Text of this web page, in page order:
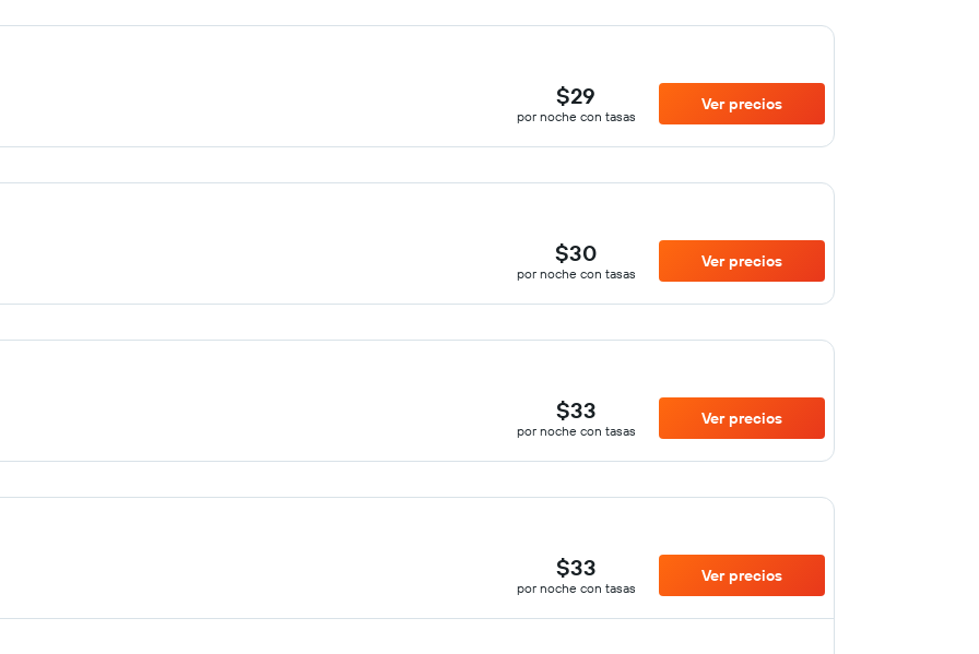
$29
por noche con tasas
Ver precios
$30
por noche con tasas
Ver precios
$33
por noche con tasas
Ver precios
$33
por noche con tasas
Ver precios